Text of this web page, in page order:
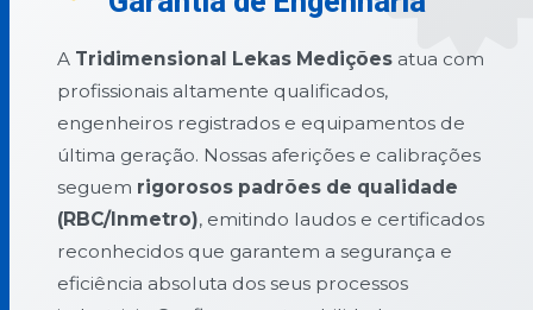
A Tridimensional Lekas Medições atua com
profissionais altamente qualificados,
engenheiros registrados e equipamentos de
última geração. Nossas aferições e calibrações
seguem rigorosos padrões de qualidade
(RBC/Inmetro), emitindo laudos e certificados
reconhecidos que garantem a segurança e
eficiência absoluta dos seus processos